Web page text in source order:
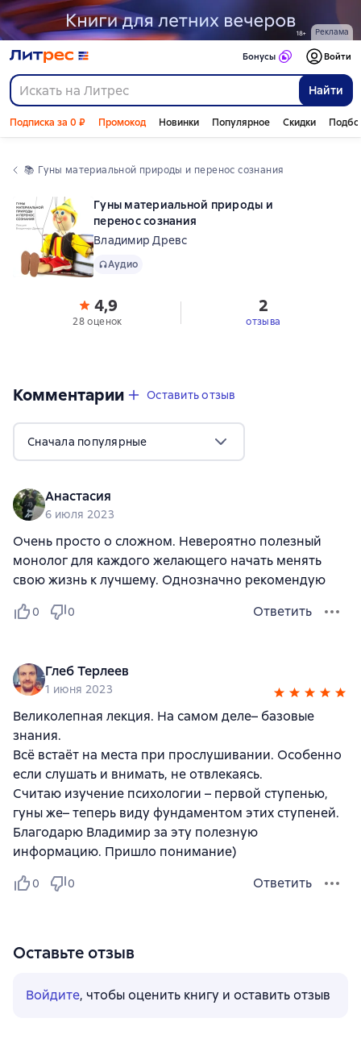
Реклама
Найти
Бонусы Войти
Подписка за 0 ₽ Промокод Новинки Популярное Скидки
📚 Гуны материальной природы и перенос сознания
Комментарии 2 отзыва
Оставить отзыв
Сначала популярные
Анастасия
6 июля 2023
Очень просто о сложном. Невероятно полезный
монолог для каждого желающего начать менять
свою жизнь к лучшему. Однозначно рекомендую
0 0 Ответить
Глеб Терлеев
1 июня 2023
Великолепная лекция. На самом деле– базовые
знания.
Всё встаёт на места при прослушивании. Особенно
если слушать и внимать, не отвлекаясь.
Считаю изучение психологии – первой ступенью,
гуны же– теперь виду фундаментом этих ступеней.
Благодарю Владимир за эту полезную
информацию. Пришло понимание)
0 0 Ответить
Оставьте отзыв
Войдите, чтобы оценить книгу и оставить отзыв
Гуны материальной природы и
перенос сознания
Владимир Древс
Аудио
Аудио
4,9
28 оценок
2
отзыва